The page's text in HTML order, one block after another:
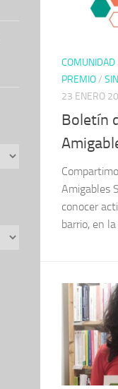
COMUNIDAD
PREMIO/
23 ENERO
Boletín
Amigables
conocer
barrio, en la